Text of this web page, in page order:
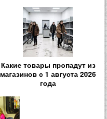
Какие товары пропадут из
магазинов с 1 августа 2026
года